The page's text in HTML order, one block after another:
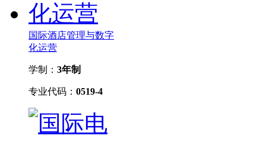
国际酒店管理与数字
化运营
学制： 3年制
专业代码： 0519-4